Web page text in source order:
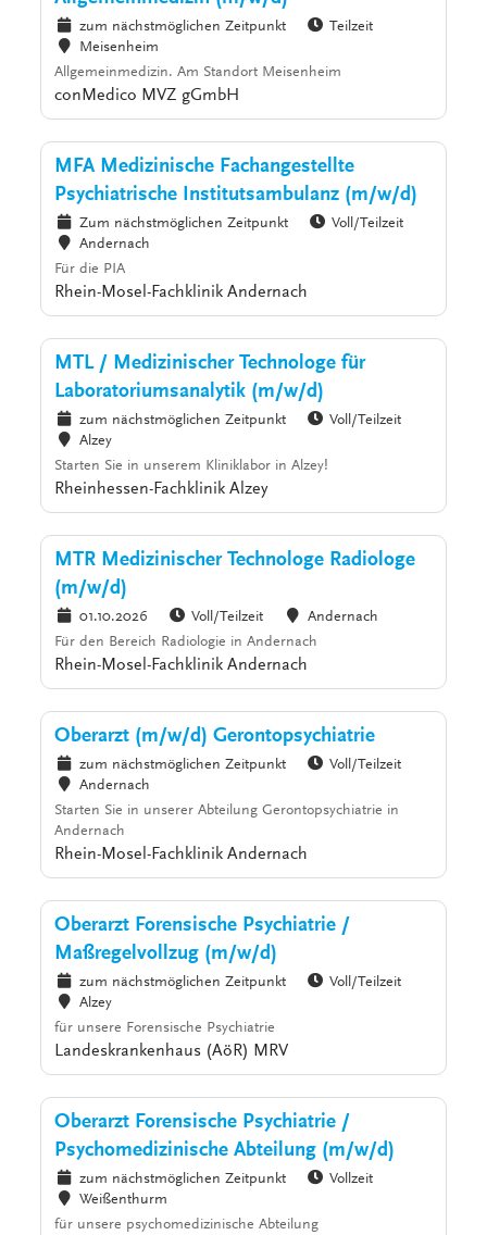
zum nächstmöglichen Zeitpunkt
Teilzeit
Meisenheim
Allgemeinmedizin. Am Standort Meisenheim
conMedico MVZ gGmbH
MFA Medizinische Fachangestellte
Psychiatrische Institutsambulanz (m/w/d)
Zum nächstmöglichen Zeitpunkt
Voll/Teilzeit
Andernach
Für die PIA
Rhein-Mosel-Fachklinik Andernach
MTL / Medizinischer Technologe für
Laboratoriumsanalytik (m/w/d)
zum nächstmöglichen Zeitpunkt
Voll/Teilzeit
Alzey
Starten Sie in unserem Kliniklabor in Alzey!
Rheinhessen-Fachklinik Alzey
MTR Medizinischer Technologe Radiologe
(m/w/d)
01.10.2026 Voll/Teilzeit
Andernach
Für den Bereich Radiologie in Andernach
Rhein-Mosel-Fachklinik Andernach
Oberarzt (m/w/d) Gerontopsychiatrie
zum nächstmöglichen Zeitpunkt
Voll/Teilzeit
Andernach
Starten Sie in unserer Abteilung Gerontopsychiatrie in
Andernach
Rhein-Mosel-Fachklinik Andernach
Oberarzt Forensische Psychiatrie /
Maßregelvollzug (m/w/d)
zum nächstmöglichen Zeitpunkt
Voll/Teilzeit
Alzey
für unsere Forensische Psychiatrie
Landeskrankenhaus (AöR) MRV
Oberarzt Forensische Psychiatrie /
Psychomedizinische Abteilung (m/w/d)
zum nächstmöglichen Zeitpunkt
Vollzeit
Weißenthurm
für unsere psychomedizinische Abteilung